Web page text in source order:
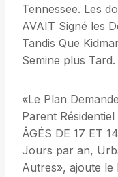
Tennessee. Les
AVAIT Signé les
Tandis Que
Semine plus Tard.
«Le Plan
Parent
ÂGÉS DE 17 ET
Jours par an,
Autres», ajoute le